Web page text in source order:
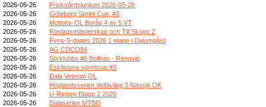
2026-05-26
Friskvårdslunken 2026-05-28
2026-05-26
Göteborg Sprint Cup, #3
2026-05-26
Motions-OL Borås 4 av 5 VT
2026-05-26
Roslagsmästerskap och Till Skogs 2
2026-05-26
Fyns-5-dages 2026 1 etape i Dalumgård
2026-05-26
AG CDCO84
2026-05-26
Sörklubbs #6 Bollnäs - Rengsjö
2026-05-26
Eskilstuna sprintcup #3
2026-05-26
Dala Veteran OL
2026-05-26
Höglandsserien deltävling 3 Nässjö OK
2026-05-26
U-Ringen Etapp 2 2026
2026-05-26
Dalaserien MTBO